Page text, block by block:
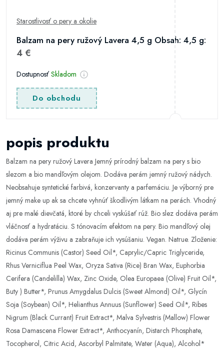
Starostlivosť o pery a okolie
Balzam na pery ružový Lavera 4,5 g Obsah: 4,5 g:
4 €
Dostupnosť Skladom
Do obchodu
popis produktu
Balzam na pery ružový Lavera Jemný prírodný balzam na pery s bio
slezom a bio mandľovým olejom. Dodáva perám jemný ružový nádych.
Neobsahuje syntetické farbivá, konzervanty a parfemáciu. Je výborný pre
jemný make up ak sa chcete vyhnúť škodlivým látkam na perách. Vhodný
aj pre malé dievčatá, ktoré by chceli vyskúšať rúž. Bio slez dodáva perám
vláčnosť a hydratáciu. S tónovacím efektom na pery. Bio mandľový olej
dodáva perám výživu a zabraňuje ich vysúšaniu. Vegan. Natrue. Zloženie:
Ricinus Communis (Castor) Seed Oil*, Caprylic/Capric Triglyceride,
Rhus Verniciflua Peel Wax, Oryza Sativa (Rice) Bran Wax, Euphorbia
Cerifera (Candelilla) Wax, Zinc Oxide, Olea Europaea (Olive) Fruit Oil*,
Buty ) Butter*, Prunus Amygdalus Dulcis (Sweet Almond) Oil*, Glycín
Soja (Soybean) Oil*, Helianthus Annuus (Sunflower) Seed Oil*, Ribes
Nigrum (Black Currant) Fruit Extract*, Malva Sylvestris (Mallow) Flower
Rosa Damascena Flower Extract*, Anthocyanín, Distarch Phosphate,
Tocopherol, Citric Acid, Ascorbyl Palmitate, Water (Aqua), Alcohol*